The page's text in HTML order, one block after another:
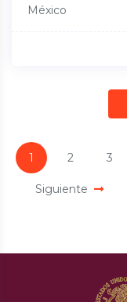
México
1 2 3
Siguiente